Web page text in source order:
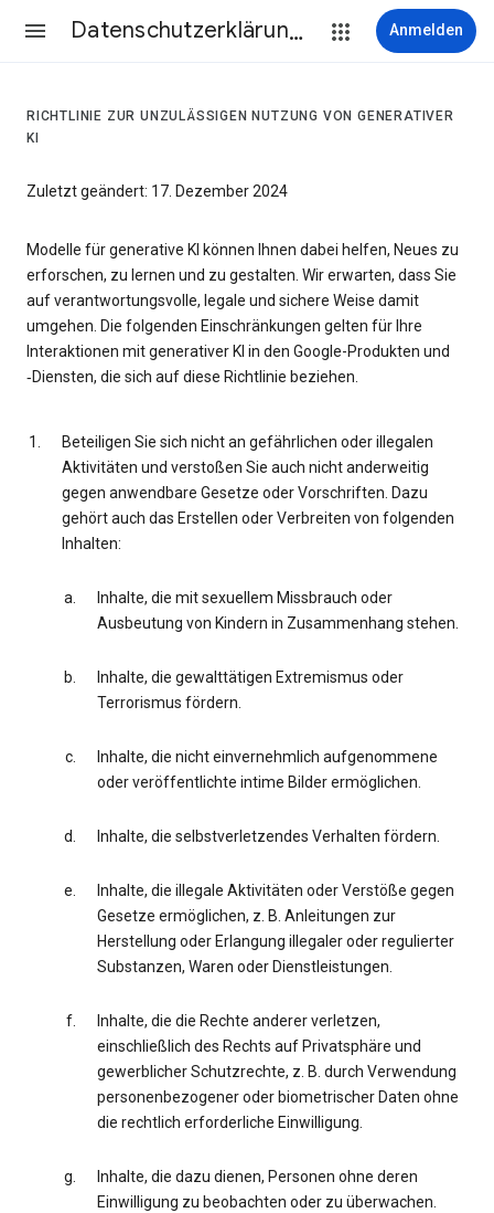
Datenschutzerklärung & Nutzungsbedingungen Anmelden
RICHTLINIE ZUR UNZULÄSSIGEN NUTZUNG VON GENERATIVER
KI
Zuletzt geändert: 17. Dezember 2024
Modelle für generative KI können Ihnen dabei helfen, Neues zu
erforschen, zu lernen und zu gestalten. Wir erwarten, dass Sie
auf verantwortungsvolle, legale und sichere Weise damit
umgehen. Die folgenden Einschränkungen gelten für Ihre
Interaktionen mit generativer KI in den Google-Produkten und
‑Diensten, die sich auf diese Richtlinie beziehen.
Beteiligen Sie sich nicht an gefährlichen oder illegalen
Aktivitäten und verstoßen Sie auch nicht anderweitig
gegen anwendbare Gesetze oder Vorschriften. Dazu
gehört auch das Erstellen oder Verbreiten von folgenden
Inhalten:
Inhalte, die mit sexuellem Missbrauch oder
Ausbeutung von Kindern in Zusammenhang stehen.
Inhalte, die gewalttätigen Extremismus oder
Terrorismus fördern.
Inhalte, die nicht einvernehmlich aufgenommene
oder veröffentlichte intime Bilder ermöglichen.
Inhalte, die selbstverletzendes Verhalten fördern.
Inhalte, die illegale Aktivitäten oder Verstöße gegen
Gesetze ermöglichen, z. B. Anleitungen zur
Herstellung oder Erlangung illegaler oder regulierter
Substanzen, Waren oder Dienstleistungen.
Inhalte, die die Rechte anderer verletzen,
einschließlich des Rechts auf Privatsphäre und
gewerblicher Schutzrechte, z. B. durch Verwendung
personenbezogener oder biometrischer Daten ohne
die rechtlich erforderliche Einwilligung.
Inhalte, die dazu dienen, Personen ohne deren
Einwilligung zu beobachten oder zu überwachen.